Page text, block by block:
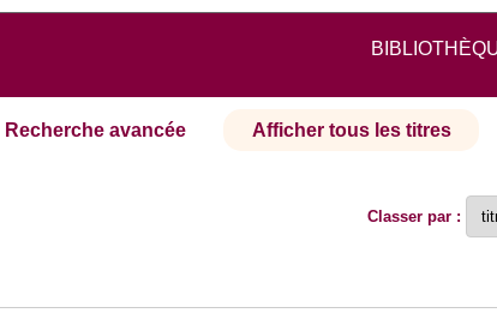
Recherche avancée Afficher tous les titres
Classer par :